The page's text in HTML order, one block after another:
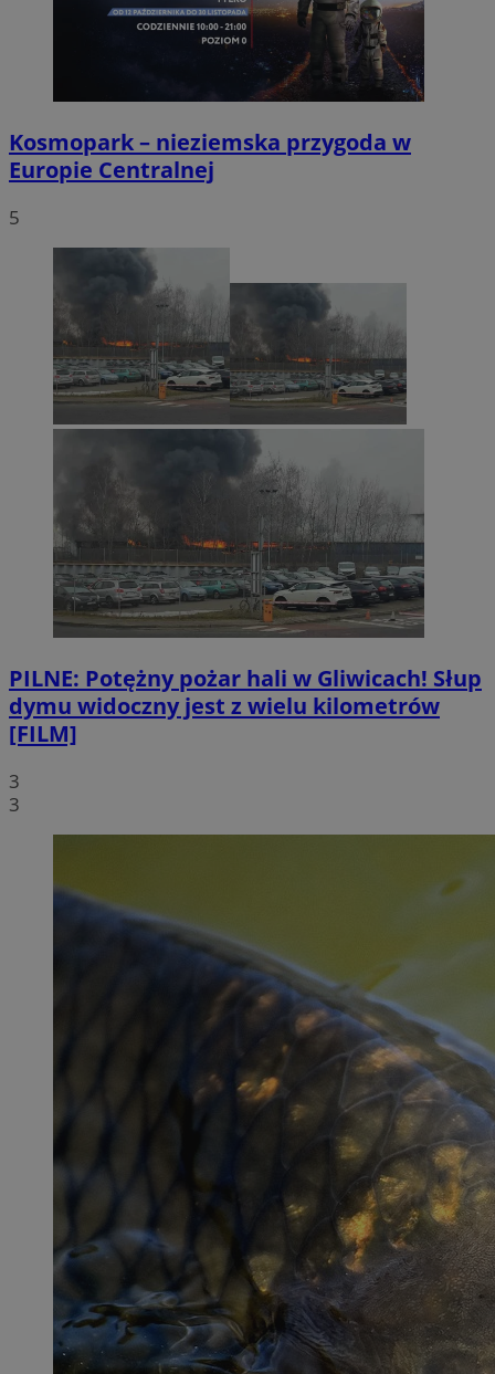
Kosmopark – nieziemska przygoda w
Europie Centralnej
5
PILNE: Potężny pożar hali w Gliwicach! Słup
dymu widoczny jest z wielu kilometrów
[FILM]
3
3